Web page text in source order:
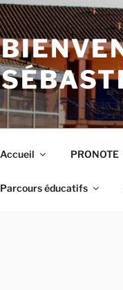
Accueil PRONOTE
Parcours éducatifs